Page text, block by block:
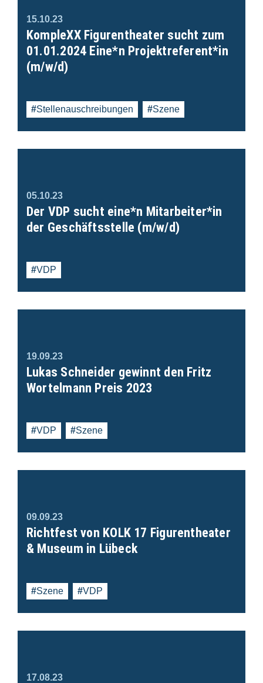
15.10.23
KompleXX Figurentheater sucht zum
01.01.2024 Eine*n Projektreferent*in
(m/w/d)
Stellenauschreibungen Szene
05.10.23
Der VDP sucht eine*n Mitarbeiter*in
der Geschäftsstelle (m/w/d)
VDP
19.09.23
Lukas Schneider gewinnt den Fritz
Wortelmann Preis 2023
VDP Szene
09.09.23
Richtfest von KOLK 17 Figurentheater
& Museum in Lübeck
Szene VDP
17.08.23